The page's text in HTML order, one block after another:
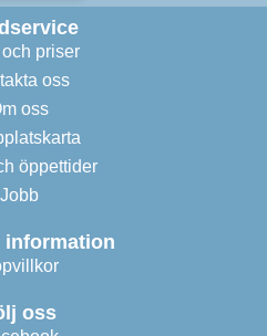
och priser
oss
oss
öppettider
Jobb
oss